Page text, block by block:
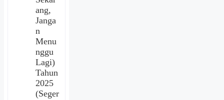
ang,
Janga
n
Menu
nggu
Lagi)
Tahun
2025
(Seger